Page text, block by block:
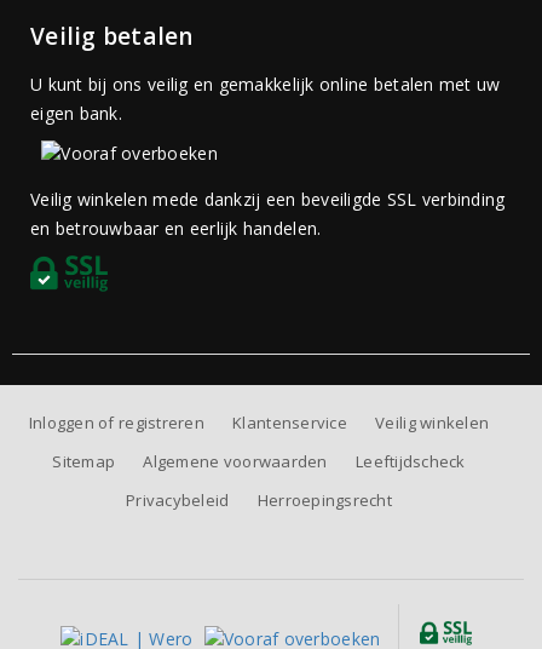
Veilig betalen
U kunt bij ons veilig en gemakkelijk online betalen met uw
eigen bank.
Veilig winkelen mede dankzij een beveiligde SSL verbinding
en betrouwbaar en eerlijk handelen.
Inloggen of registreren Klantenservice
Veilig winkelen
Sitemap
Algemene voorwaarden
Leeftijdscheck
Privacybeleid
Herroepingsrecht